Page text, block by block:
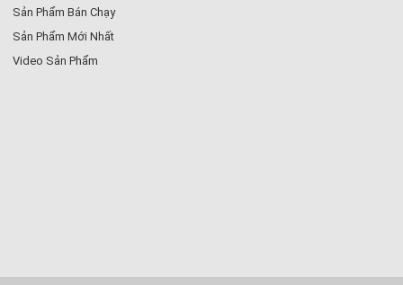
Sản Phẩm Bán Chạy
Sản Phẩm Mới Nhất
Video Sản Phẩm